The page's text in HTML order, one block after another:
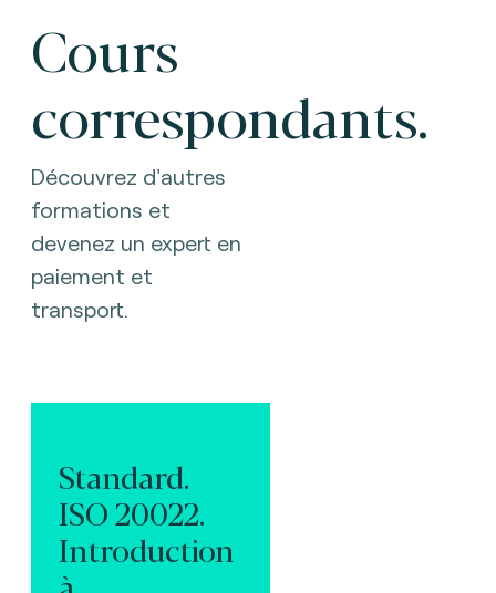
Cours
correspondants.
Découvrez d'autres
formations et
devenez un expert en
paiement et
transport.
Standard.
ISO 20022.
Introduction